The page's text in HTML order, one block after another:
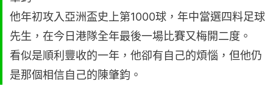
他年初攻入亞洲盃史上第1000球，年中當選四料足球
先生，在今日港隊全年最後一場比賽又梅開二度。
看似是順利豐收的一年，他卻有自己的煩惱，但他仍
是那個相信自己的陳肇鈞。